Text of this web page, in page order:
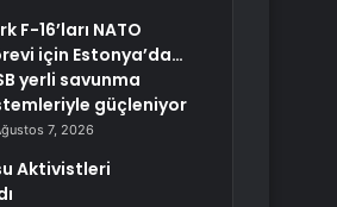
F-16’ları NATO
için Estonya’da…
yerli savunma
güçleniyor
7, 2026
Aktivistleri